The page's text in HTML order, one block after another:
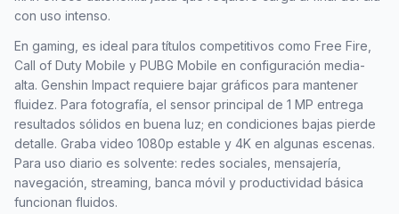
con uso intenso.
En gaming, es ideal para títulos competitivos como Free Fire,
Call of Duty Mobile y PUBG Mobile en configuración media-
alta. Genshin Impact requiere bajar gráficos para mantener
fluidez. Para fotografía, el sensor principal de 1 MP entrega
resultados sólidos en buena luz; en condiciones bajas pierde
detalle. Graba video 1080p estable y 4K en algunas escenas.
Para uso diario es solvente: redes sociales, mensajería,
navegación, streaming, banca móvil y productividad básica
funcionan fluidos.